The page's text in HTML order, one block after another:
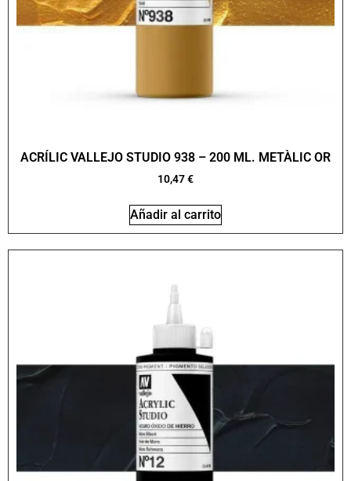
ACRÍLIC VALLEJO STUDIO 938 – 200 ML. METÀLIC OR
10,47€
Añadir al carrito